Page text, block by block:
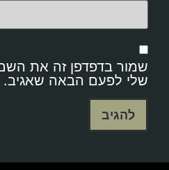
שמור בדפדפן זה את
שלי לפעם הבאה שאגיב.